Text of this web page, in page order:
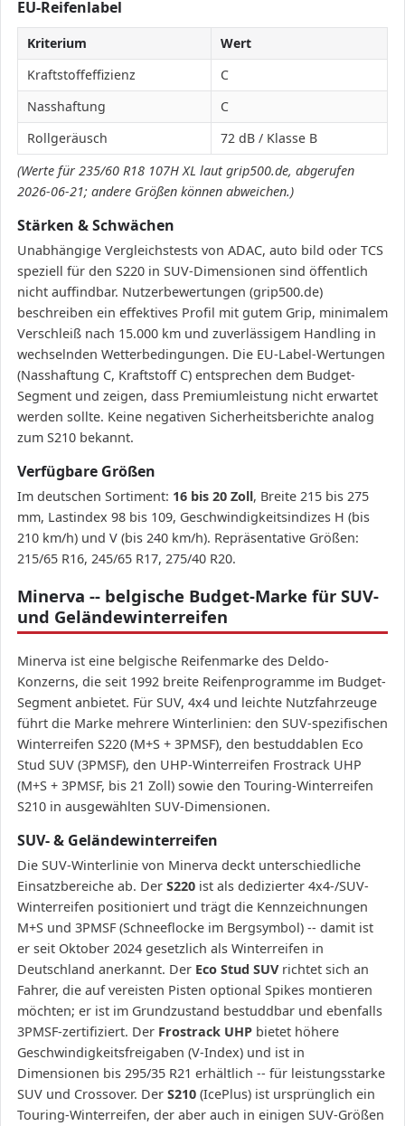
EU-Reifenlabel
Kriterium
Wert
Kraftstoffeffizienz
C
Nasshaftung
C
Rollgeräusch
72 dB / Klasse B
(Werte für 235/60 R18 107H XL laut grip500.de, abgerufen
2026-06-21; andere Größen können abweichen.)
Stärken & Schwächen
Unabhängige Vergleichstests von ADAC, auto bild oder TCS
speziell für den S220 in SUV-Dimensionen sind öffentlich
nicht auffindbar. Nutzerbewertungen (grip500.de)
beschreiben ein effektives Profil mit gutem Grip, minimalem
Verschleiß nach 15.000 km und zuverlässigem Handling in
wechselnden Wetterbedingungen. Die EU-Label-Wertungen
(Nasshaftung C, Kraftstoff C) entsprechen dem Budget-
Segment und zeigen, dass Premiumleistung nicht erwartet
werden sollte. Keine negativen Sicherheitsberichte analog
zum S210 bekannt.
Verfügbare Größen
Im deutschen Sortiment: 16 bis 20 Zoll, Breite 215 bis 275
mm, Lastindex 98 bis 109, Geschwindigkeitsindizes H (bis
210 km/h) und V (bis 240 km/h). Repräsentative Größen:
215/65 R16, 245/65 R17, 275/40 R20.
Minerva -- belgische Budget-Marke für SUV-
und Geländewinterreifen
Minerva ist eine belgische Reifenmarke des Deldo-
Konzerns, die seit 1992 breite Reifenprogramme im Budget-
Segment anbietet. Für SUV, 4x4 und leichte Nutzfahrzeuge
führt die Marke mehrere Winterlinien: den SUV-spezifischen
Winterreifen S220 (M+S + 3PMSF), den bestuddablen Eco
Stud SUV (3PMSF), den UHP-Winterreifen Frostrack UHP
(M+S + 3PMSF, bis 21 Zoll) sowie den Touring-Winterreifen
S210 in ausgewählten SUV-Dimensionen.
SUV- & Geländewinterreifen
Die SUV-Winterlinie von Minerva deckt unterschiedliche
Einsatzbereiche ab. Der S220 ist als dedizierter 4x4-/SUV-
Winterreifen positioniert und trägt die Kennzeichnungen
M+S und 3PMSF (Schneeflocke im Bergsymbol) -- damit ist
er seit Oktober 2024 gesetzlich als Winterreifen in
Deutschland anerkannt. Der Eco Stud SUVrichtet sich an
Fahrer, die auf vereisten Pisten optional Spikes montieren
möchten; er ist im Grundzustand bestuddbar und ebenfalls
3PMSF-zertifiziert. Der Frostrack UHP bietet höhere
Geschwindigkeitsfreigaben (V-Index) und ist in
Dimensionen bis 295/35 R21 erhältlich -- für leistungsstarke
SUV und Crossover. Der S210 (IcePlus) ist ursprünglich ein
Touring-Winterreifen, der aber auch in einigen SUV-Größen